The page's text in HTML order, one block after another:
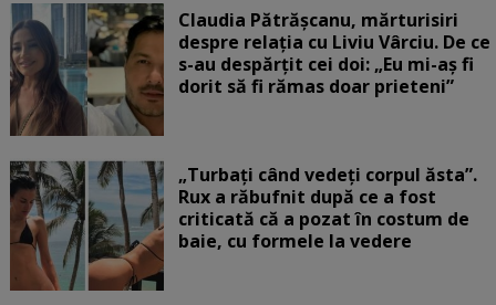
Claudia Pătrășcanu, mărturisiri
despre relația cu Liviu Vârciu. De ce
s-au despărțit cei doi: „Eu mi-aș fi
dorit să fi rămas doar prieteni”
„Turbați când vedeți corpul ăsta”.
Rux a răbufnit după ce a fost
criticată că a pozat în costum de
baie, cu formele la vedere